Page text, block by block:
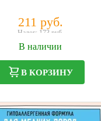
211 руб.
Налог: 173 руб.
В наличии
В КОРЗИНУ